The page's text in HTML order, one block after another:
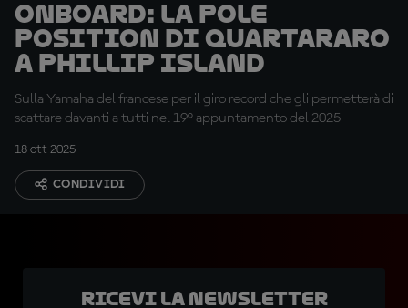
OnBoard: la pole
position di Quartararo
a Phillip Island
Sulla Yamaha del francese per il giro record che gli permetterà di
scattare davanti a tutti nel 19° appuntamento del 2025
18 ott 2025
CONDIVIDI
Ricevi la newsletter